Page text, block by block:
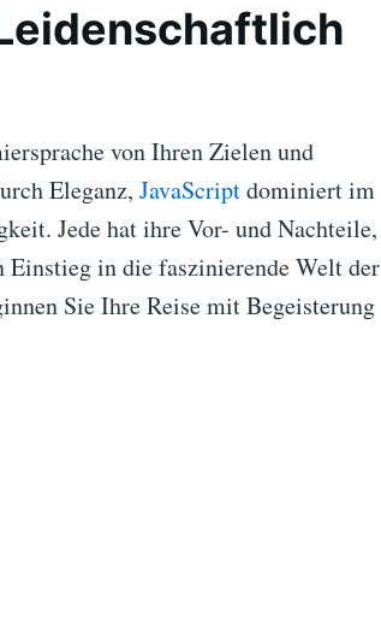
von Ihren Zielen und
Eleganz, JavaScriptdominiert im
Jede hat ihre Vor- und Nachteile,
in die faszinierende Welt der
Sie Ihre Reise mit Begeisterung